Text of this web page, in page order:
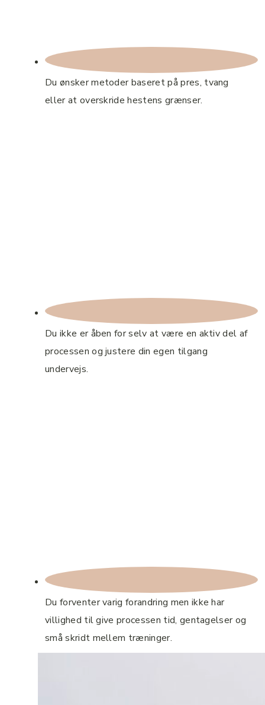
Du ønsker metoder baseret på pres, tvang
eller at overskride hestens grænser.
Du ikke er åben for selv at være en aktiv del af
processen og justere din egen tilgang
undervejs.
Du forventer varig forandring men ikke har
villighed til give processen tid, gentagelser og
små skridt mellem træninger.